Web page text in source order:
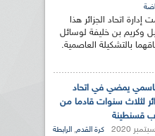
إدارة اتحاد الجزائر هذا
وكريم بن خليفة لوسائل
بالتشكيلة العاصمية.
يمضي في اتحاد
لثلاث سنوات قادما من
قسنطينة
كرة القدم, الرابطة